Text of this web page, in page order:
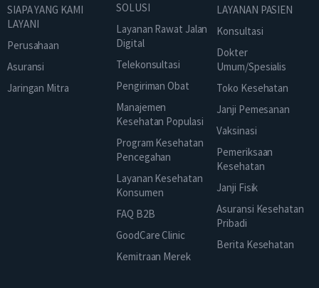
SIAPA YANG KAMI
LAYANI
Perusahaan
Asuransi
Jaringan Mitra
SOLUSI
Layanan Rawat Jalan
Digital
Telekonsultasi
Pengiriman Obat
Manajemen
Kesehatan Populasi
Program Kesehatan
Pencegahan
Layanan Kesehatan
Konsumen
FAQ B2B
GoodCare Clinic
Kemitraan Merek
LAYANAN PASIEN
Konsultasi
Dokter
Umum/Spesialis
Toko Kesehatan
Janji Pemesanan
Vaksinasi
Pemeriksaan
Kesehatan
Janji Fisik
Asuransi Kesehatan
Pribadi
Berita Kesehatan